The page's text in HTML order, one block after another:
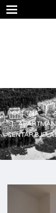
POČETNA
CENTAR